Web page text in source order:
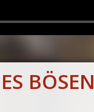
BÖSEN